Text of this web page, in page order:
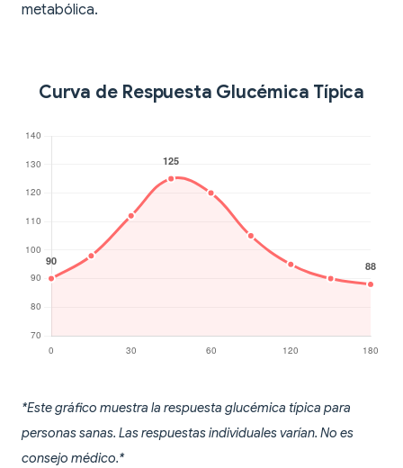
metabólica.
Curva de Respuesta Glucémica Típica
*Este gráfico muestra la respuesta glucémica típica para
personas sanas. Las respuestas individuales varían. No es
consejo médico.*